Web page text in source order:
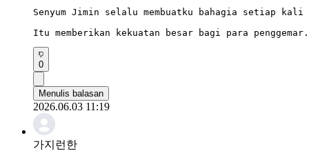
Senyum Jimin selalu membuatku bahagia setiap
Itu memberikan kekuatan besar bagi para penggemar.
0
Menulis balasan
2026.06.03 11:19
가지런한